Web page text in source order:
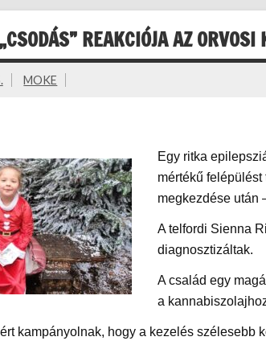
REAKCIÓJA AZ
MOKE
Egy ritka
mértékű
megkezdése után
A telfordi Sienna
diagnosztizáltak.
A család egy
a
kampányolnak, hogy a kezelés szélesebb